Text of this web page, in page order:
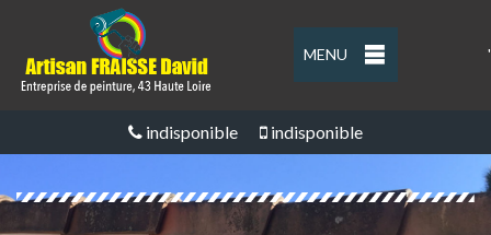
MENU '
indisponible indisponible